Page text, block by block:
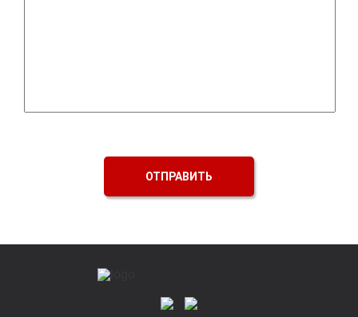
ОТПРАВИТЬ